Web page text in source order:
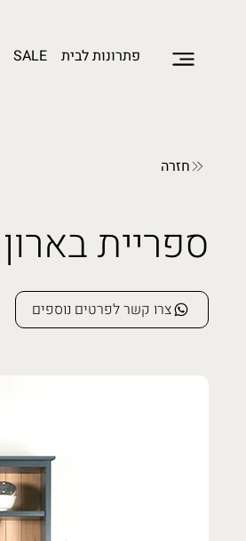
פתרונות לבית SALE
חזרה
ספריית בארון
צרו קשר לפרטים נוספים